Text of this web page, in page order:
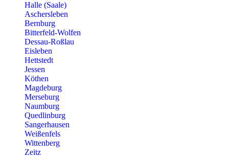
Halle (Saale)
Aschersleben
Bernburg
Bitterfeld-Wolfen
Dessau-Roßlau
Eisleben
Hettstedt
Jessen
Köthen
Magdeburg
Merseburg
Naumburg
Quedlinburg
Sangerhausen
Weißenfels
Wittenberg
Zeitz